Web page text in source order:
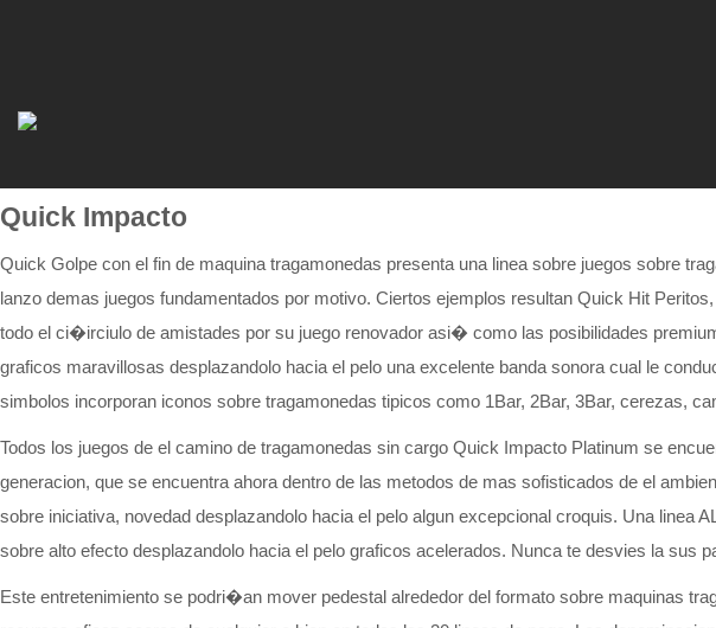
Quick Impacto
Quick Golpe con el fin de maquina tragamonedas presenta una linea sobre juegos sobre
lanzo demas juegos fundamentados por motivo. Ciertos ejemplos resultan Quick Hit
todo el ci�irciulo de amistades por su juego renovador asi� como las posibilidades
graficos maravillosas desplazandolo hacia el pelo una excelente banda sonora cual le
simbolos incorporan iconos sobre tragamonedas tipicos como 1Bar, 2Bar, 3Bar, cerezas,
Todos los juegos de el camino de tragamonedas sin cargo Quick Impacto Platinum se
generacion, que se encuentra ahora dentro de las metodos de mas sofisticados de el
sobre iniciativa, novedad desplazandolo hacia el pelo algun excepcional croquis. Una
sobre alto efecto desplazandolo hacia el pelo graficos acelerados. Nunca te desvies la sus
Este entretenimiento se podri�an mover pedestal alrededor del formato sobre maquinas